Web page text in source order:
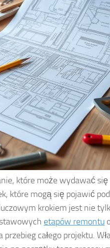
które może wydawać się
które mogą się pojawić
krokiem jest nie
etapów remontu
całego projektu.